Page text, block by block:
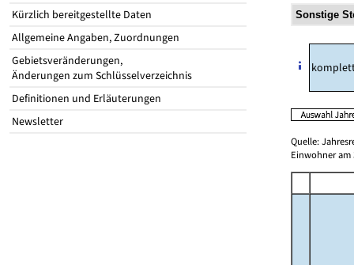
Kürzlich bereitgestellte Daten
Allgemeine Angaben, Zuordnungen
Gebietsveränderungen,
Änderungen zum Schlüsselverzeichnis
Definitionen und Erläuterungen
Newsletter
Quelle:
Einwohner am